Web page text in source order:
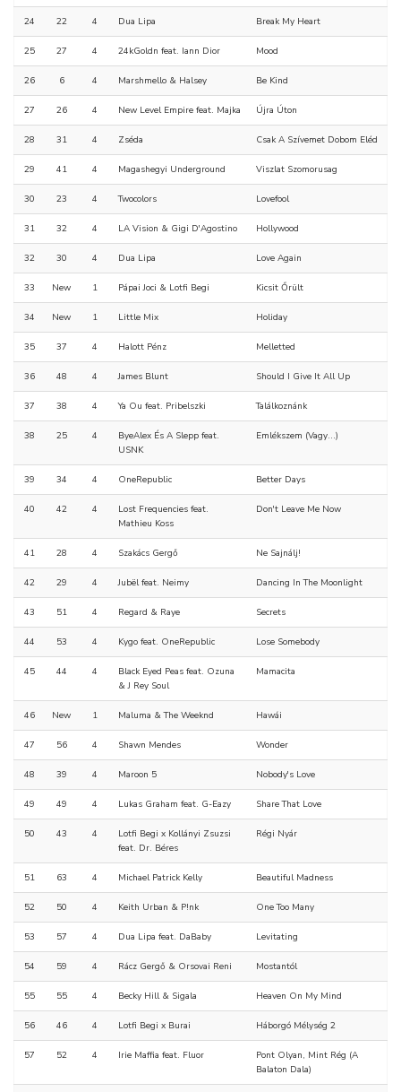
24 22 4 Dua Lipa Break My Heart
25 27 4 24kGoldn feat. Iann Dior Mood
26 6 4 Marshmello & Halsey Be Kind
27 26 4 New Level Empire feat. Majka Újra Úton
28 31 4 Zséda Csak A Szívemet Dobom Eléd
29 41 4 Magashegyi Underground Viszlat Szomorusag
30 23 4 Twocolors Lovefool
31 32 4 LA Vision & Gigi D'Agostino Hollywood
32 30 4 Dua Lipa Love Again
33 New 1 Pápai Joci & Lotfi Begi Kicsit Őrült
34 New 1 Little Mix Holiday
35 37 4 Halott Pénz Melletted
36 48 4 James Blunt Should I Give It All Up
37 38 4 Ya Ou feat. Pribelszki Találkoznánk
38 25 4
ByeAlex És A Slepp feat.
USNK
Emlékszem (Vagy...)
39 34 4 OneRepublic Better Days
40 42 4
Lost Frequencies feat.
Mathieu Koss
Don't Leave Me Now
41 28 4 Szakács Gergő Ne Sajnálj!
42 29 4 Jubël feat. Neimy Dancing In The Moonlight
43 51 4 Regard & Raye Secrets
44 53 4 Kygo feat. OneRepublic Lose Somebody
45 44 4
Black Eyed Peas feat. Ozuna
& J Rey Soul
Mamacita
46 New 1 Maluma & The Weeknd Hawái
47 56 4 Shawn Mendes Wonder
48 39 4 Maroon 5 Nobody's Love
49 49 4 Lukas Graham feat. G-Eazy Share That Love
50 43 4
Lotfi Begi x Kollányi Zsuzsi
feat. Dr. Béres
Régi Nyár
51 63 4 Michael Patrick Kelly Beautiful Madness
52 50 4 Keith Urban & P!nk One Too Many
53 57 4 Dua Lipa feat. DaBaby Levitating
54 59 4 Rácz Gergő & Orsovai Reni Mostantól
55 55 4 Becky Hill & Sigala Heaven On My Mind
56 46 4 Lotfi Begi x Burai Háborgó Mélység 2
57 52 4 Irie Maffia feat. Fluor
Pont Olyan, Mint Rég (A
Balaton Dala)